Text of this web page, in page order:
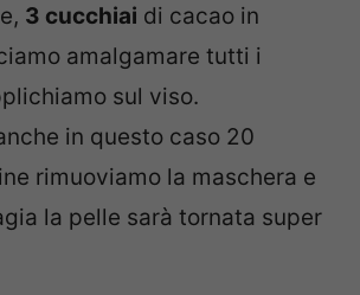
3 cucchiai di cacao in
amalgamare tutti i
sul viso.
in questo caso 20
rimuoviamo la maschera e
la pelle sarà tornata super